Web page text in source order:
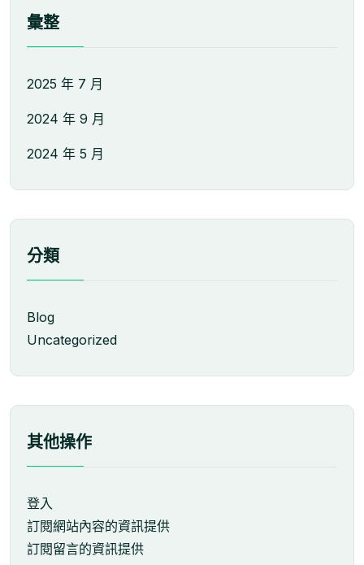
彙整
2025 年 7 月
2024 年 9 月
2024 年 5 月
分類
Blog
Uncategorized
其他操作
登入
訂閱網站內容的資訊提供
訂閱留言的資訊提供